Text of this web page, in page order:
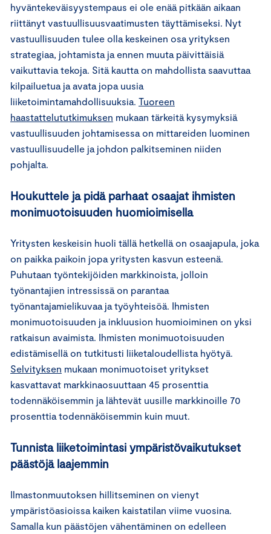
hyväntekeväisyystempaus ei ole enää pitkään aikaan
riittänyt vastuullisuusvaatimusten täyttämiseksi. Nyt
vastuullisuuden tulee olla keskeinen osa yrityksen
strategiaa, johtamista ja ennen muuta päivittäisiä
vaikuttavia tekoja. Sitä kautta on mahdollista saavuttaa
kilpailuetua ja avata jopa uusia
liiketoimintamahdollisuuksia. Tuoreen
haastattelututkimuksen mukaan tärkeitä kysymyksiä
vastuullisuuden johtamisessa on mittareiden luominen
vastuullisuudelle ja johdon palkitseminen niiden
pohjalta.
Houkuttele ja pidä parhaat osaajat ihmisten
monimuotoisuuden huomioimisella
Yritysten keskeisin huoli tällä hetkellä on osaajapula, joka
on paikka paikoin jopa yritysten kasvun esteenä.
Puhutaan työntekijöiden markkinoista, jolloin
työnantajien intressissä on parantaa
työnantajamielikuvaa ja työyhteisöä. Ihmisten
monimuotoisuuden ja inkluusion huomioiminen on yksi
ratkaisun avaimista. Ihmisten monimuotoisuuden
edistämisellä on tutkitusti liiketaloudellista hyötyä.
Selvityksen mukaan monimuotoiset yritykset
kasvattavat markkinaosuuttaan 45 prosenttia
todennäköisemmin ja lähtevät uusille markkinoille 70
prosenttia todennäköisemmin kuin muut.
Tunnista liiketoimintasi ympäristövaikutukset
päästöjä laajemmin
Ilmastonmuutoksen hillitseminen on vienyt
ympäristöasioissa kaiken kaistatilan viime vuosina.
Samalla kun päästöjen vähentäminen on edelleen